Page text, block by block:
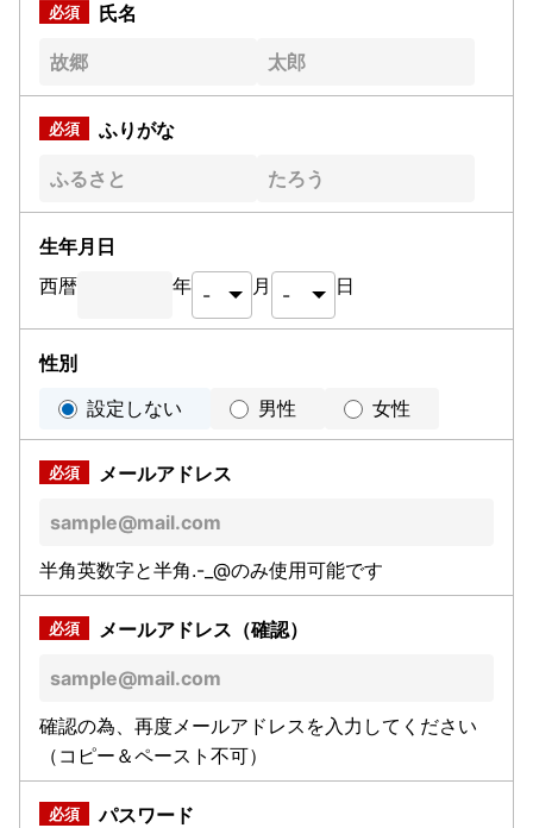
氏名
ふりがな
生年月日
西暦
年 月 日
性別
設定しない
男性 女性
メールアドレス
半角英数字と半角.-_@のみ使用可能です
メールアドレス（確認）
確認の為、再度メールアドレスを入力してください
（コピー＆ペースト不可）
パスワード